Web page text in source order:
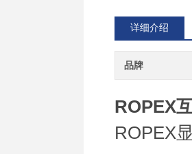
详细介绍
品牌
ROPEX
ROPEX